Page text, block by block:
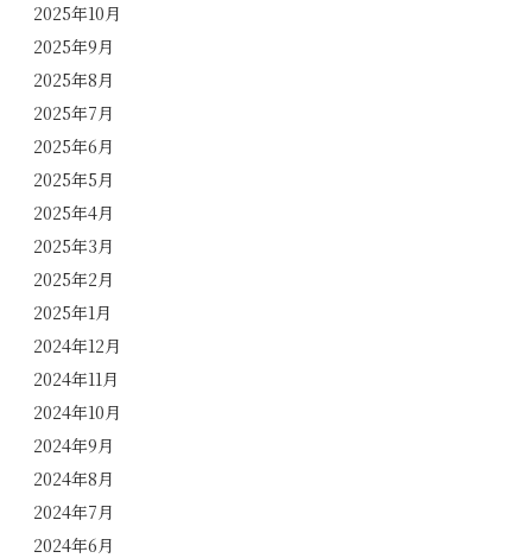
2025年10月
2025年9月
2025年8月
2025年7月
2025年6月
2025年5月
2025年4月
2025年3月
2025年2月
2025年1月
2024年12月
2024年11月
2024年10月
2024年9月
2024年8月
2024年7月
2024年6月